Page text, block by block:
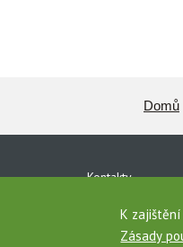
Domů
Kontakty
Ke stažení
Pro média
K
Zásady